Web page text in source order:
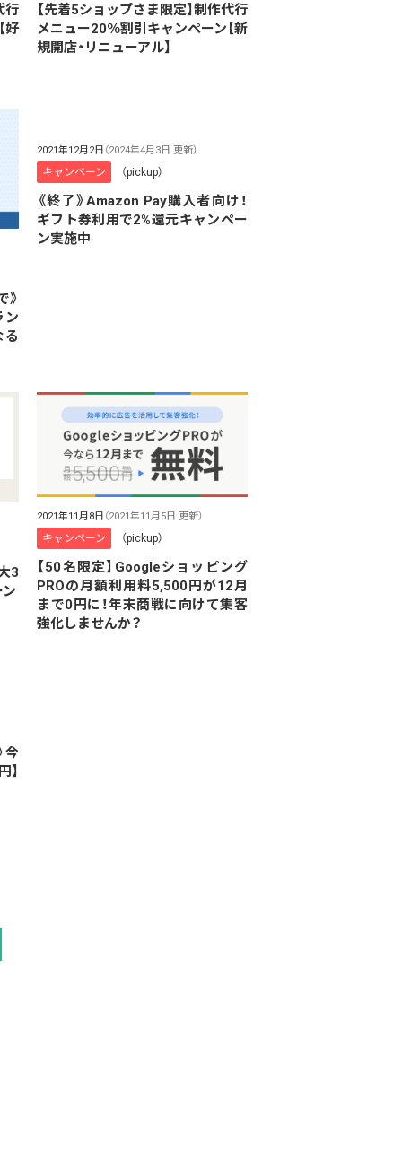
行
好
【先着5ショップさま限定】制作代行
メニュー20％割引キャンペーン【新
規開店・リニューアル】
》
ン
る
2021年12月2日 （2024年4月3日 更新）
キャンペーン （pickup）
《終了》Amazon Pay購入者向け！
ギフト券利用で2%還元キャンペー
ン実施中
3
2021年11月8日 （2021年11月5日 更新）
キャンペーン （pickup）
【50名限定】Googleショッピング
PROの月額利用料5,500円が12月
まで0円に！年末商戦に向けて集客
強化しませんか？
今
】